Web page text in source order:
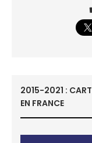
2015-2021 :
EN FRANCE